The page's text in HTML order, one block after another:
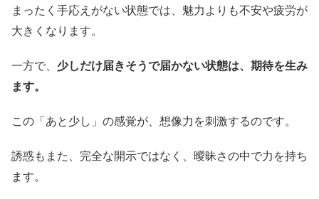
まったく手応えがない状態では、魅力よりも不安や疲労が
大きくなります。
一方で、 少しだけ届きそうで届かない状態は、期待を生み
ます。
この「あと少し」の感覚が、想像力を刺激するのです。
誘惑もまた、完全な開示ではなく、曖昧さの中で力を持ち
ます。